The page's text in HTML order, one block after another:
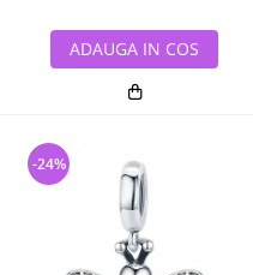
ADAUGA IN COS
-24%